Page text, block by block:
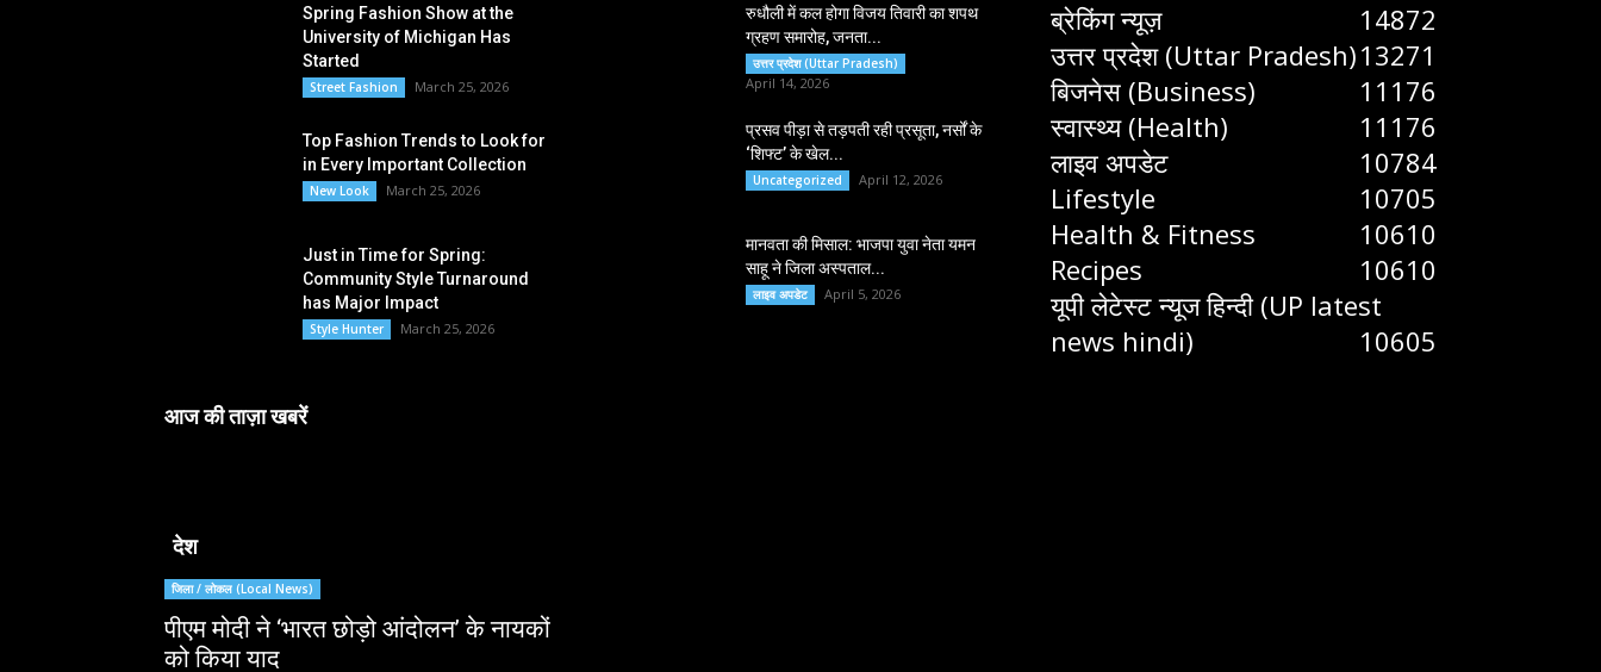
Spring Fashion Show at the
University of Michigan Has
Started
Street Fashion March 25, 2026
Top Fashion Trends to Look for
in Every Important Collection
New Look March 25, 2026
Just in Time for Spring:
Community Style Turnaround
has Major Impact
Style Hunter March 25, 2026
आज की ताज़ा खबरें
देश
जिला / लोकल (Local News)
पीएम मोदी ने ‘भारत छोड़ो आंदोलन’ के नायकों
को किया याद
रुधौली में कल होगा विजय तिवारी का शपथ
ग्रहण समारोह, जनता...
उत्तर प्रदेश (Uttar Pradesh)
April 14, 2026
प्रसव पीड़ा से तड़पती रही प्रसूता, नर्सों के
‘शिफ्ट’ के खेल...
Uncategorized April 12, 2026
मानवता की मिसाल: भाजपा युवा नेता यमन
साहू ने जिला अस्पताल...
लाइव अपडेट April 5, 2026
ब्रेकिंग न्यूज़
14872
उत्तर प्रदेश (Uttar Pradesh)13271
बिजनेस (Business)
11176
स्वास्थ्य (Health)
11176
लाइव अपडेट
10784
Lifestyle
10705
Health & Fitness
10610
Recipes
10610
यूपी लेटेस्ट न्यूज हिन्दी (UP latest
news hindi)
10605